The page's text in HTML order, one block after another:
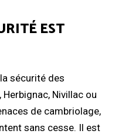
EST
sécurité des
Nivillac ou
de cambriolage,
sans cesse. Il est